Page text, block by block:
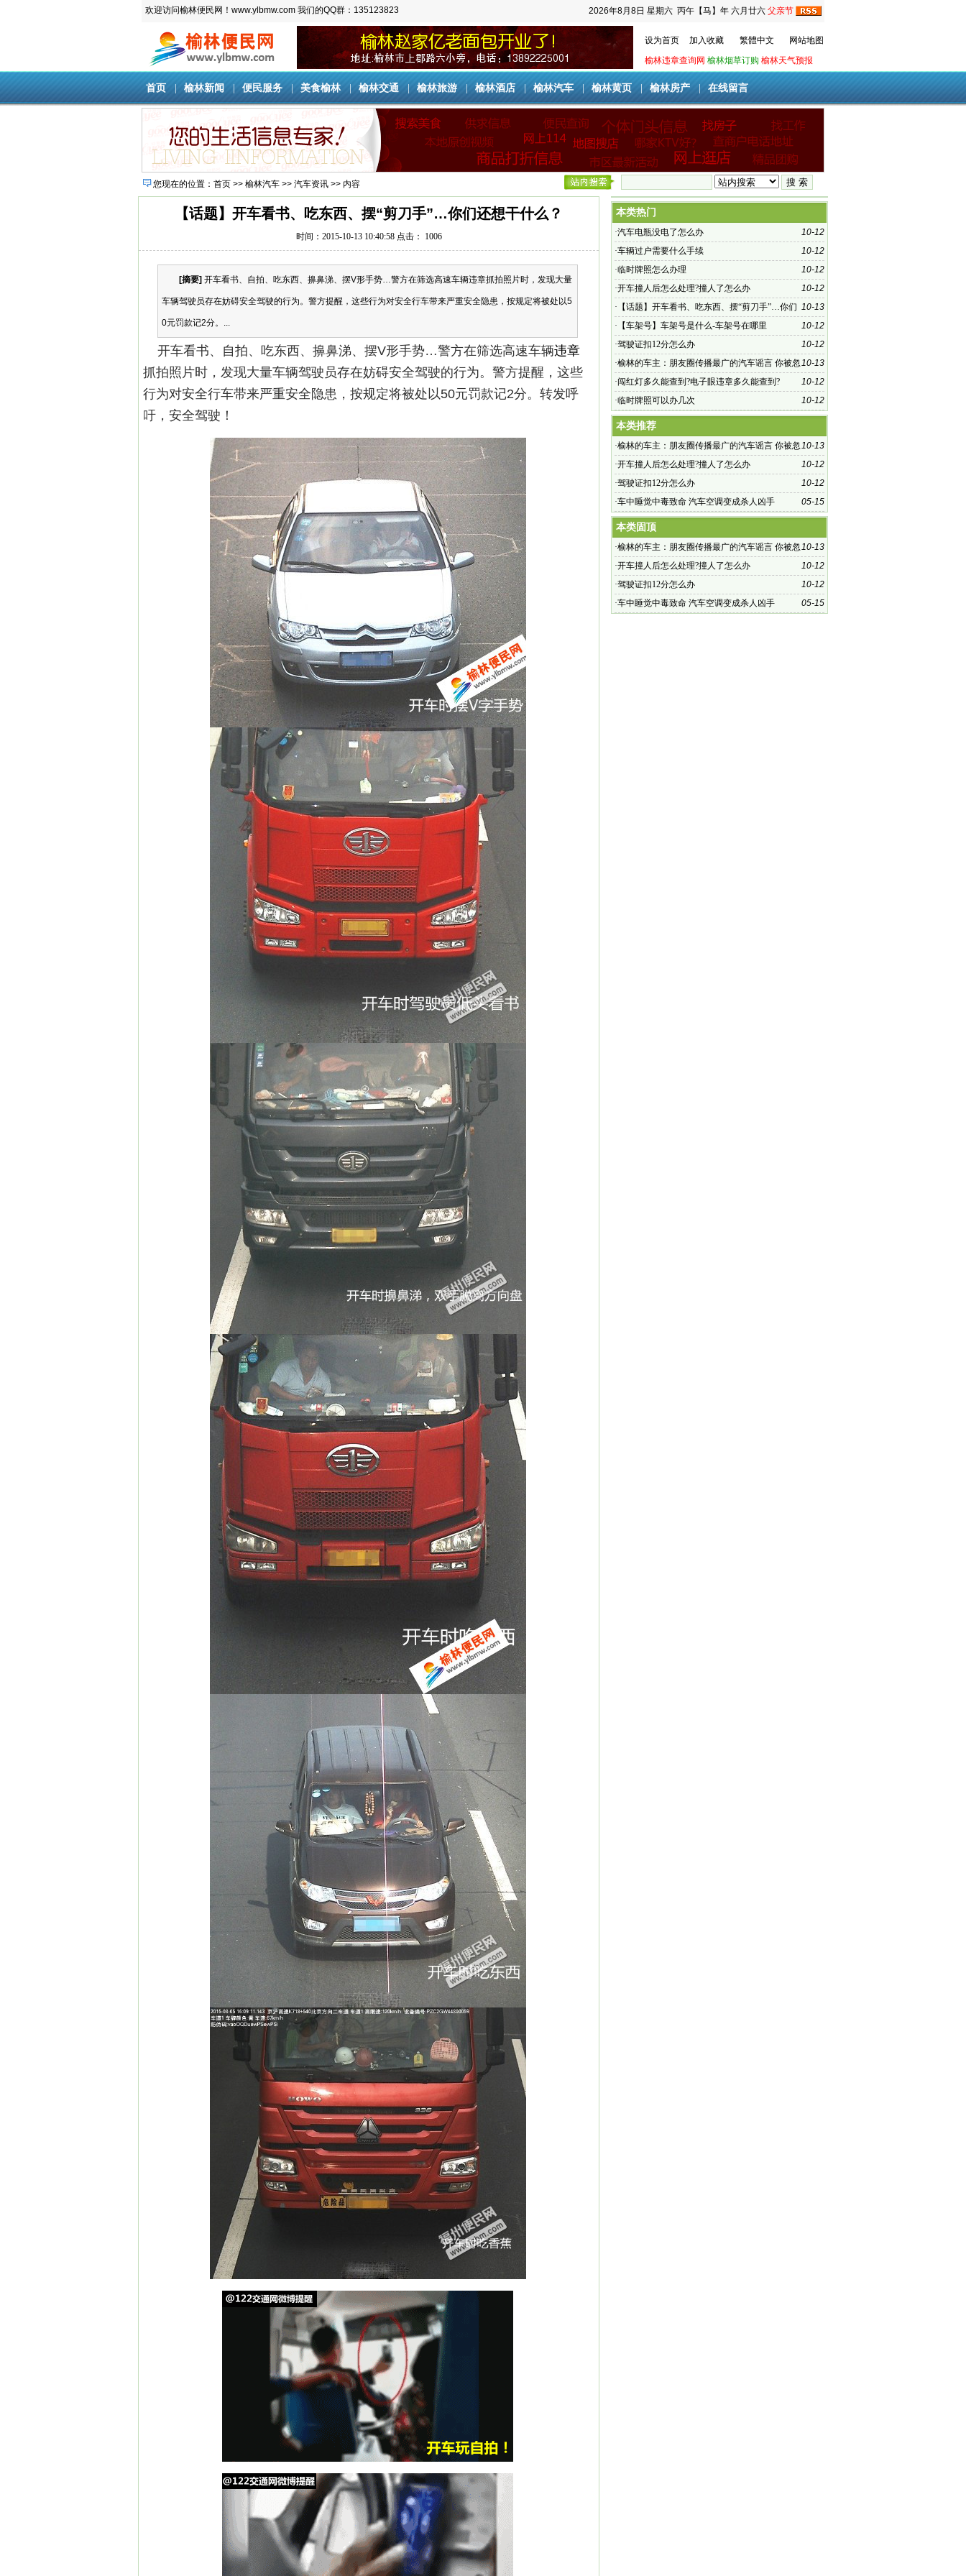
2026年8月8日 星期六 丙午【马】年 六月廿六 父亲节
欢迎访问榆林便民网！www.ylbmw.com 我们的QQ群：135123823
设为首页 加入收藏 繁體中文
网站地图
榆林违章查询网 榆林烟草订购 榆林天气预报
首页 榆林新闻 便民服务 美食榆林 榆林交通 榆林旅游 榆林酒店 榆林汽车 榆林黄页 榆林房产 在线留言
您现在的位置： 首页 >> 榆林汽车 >> 汽车资讯 >> 内容
【话题】开车看书、吃东西、摆“剪刀手”…你们还想干什么？
时间：2015-10-13 10:40:58 点击： 1006
[摘要] 开车看书、自拍、吃东西、擤鼻涕、摆V形手势…警方在筛选高速车辆违章抓拍照片时，发现大量
车辆驾驶员存在妨碍安全驾驶的行为。警方提醒，这些行为对安全行车带来严重安全隐患，按规定将被处以5
0元罚款记2分。...
开车看书、自拍、吃东西、擤鼻涕、摆V形手势…警方在筛选高速车辆违章
抓拍照片时，发现大量车辆驾驶员存在妨碍安全驾驶的行为。警方提醒，这些
行为对安全行车带来严重安全隐患，按规定将被处以50元罚款记2分。转发呼
吁，安全驾驶！
本类热门
10-12
·汽车电瓶没电了怎么办
10-12
·车辆过户需要什么手续
10-12
·临时牌照怎么办理
10-12
·开车撞人后怎么处理?撞人了怎么办
10-13
· 【话题】开车看书、吃东西、摆“剪刀手”…你们
还想干什么？
10-12
· 【车架号】车架号是什么-车架号在哪里
10-12
·驾驶证扣12分怎么办
10-13
·榆林的车主：朋友圈传播最广的汽车谣言 你被忽
悠了吗？
10-12
·闯红灯多久能查到?电子眼违章多久能查到?
10-12
·临时牌照可以办几次
本类推荐
10-13
·榆林的车主：朋友圈传播最广的汽车谣言 你被忽
悠了吗？
10-12
·开车撞人后怎么处理?撞人了怎么办
10-12
·驾驶证扣12分怎么办
05-15
·车中睡觉中毒致命 汽车空调变成杀人凶手
本类固顶
10-13
·榆林的车主：朋友圈传播最广的汽车谣言 你被忽
悠了吗？
10-12
·开车撞人后怎么处理?撞人了怎么办
10-12
·驾驶证扣12分怎么办
05-15
·车中睡觉中毒致命 汽车空调变成杀人凶手